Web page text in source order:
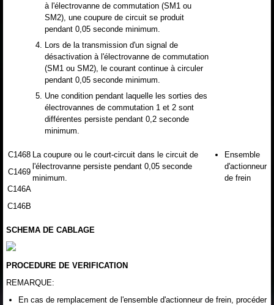
à l'électrovanne de commutation (SM1 ou
SM2), une coupure de circuit se produit
pendant 0,05 seconde minimum.
Lors de la transmission d'un signal de
désactivation à l'électrovanne de commutation
(SM1 ou SM2), le courant continue à circuler
pendant 0,05 seconde minimum.
Une condition pendant laquelle les sorties des
électrovannes de commutation 1 et 2 sont
différentes persiste pendant 0,2 seconde
minimum.
C1468
C1469
C146A
C146B
La coupure ou le court-circuit dans le circuit de
l'électrovanne persiste pendant 0,05 seconde
minimum.
Ensemble
d'actionneur
de frein
SCHEMA DE CABLAGE
PROCEDURE DE VERIFICATION
REMARQUE:
En cas de remplacement de l'ensemble d'actionneur de frein, procéder